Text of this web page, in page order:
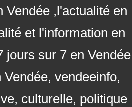
Vendée ,l'actualité en
et l'information en
jours sur 7 en Vendée
Vendée, vendeeinfo,
culturelle, politique